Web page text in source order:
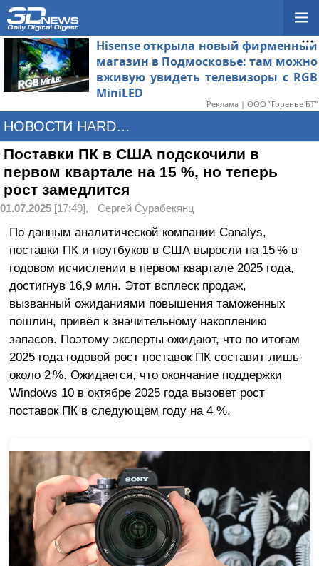
Hisense открыла новый фирменный
магазин в Подмосковье: там можно
вживую увидеть телевизоры с RGB
MiniLED
Реклама | ООО "Горенье БТ"
НОВОСТИ HARDWARE
Поставки ПК в США подскочили в
первом квартале на 15 %, но теперь
рост замедлится
01.07.2025 [17:49], Сергей Сурабекянц
По данным аналитической компании Canalys,
поставки ПК и ноутбуков в США выросли на 15 % в
годовом исчислении в первом квартале 2025 года,
достигнув 16,9 млн. Этот всплеск продаж,
вызванный ожиданиями повышения таможенных
пошлин, привёл к значительному накоплению
запасов. Поэтому эксперты ожидают, что по итогам
2025 года годовой рост поставок ПК составит лишь
около 2 %. Ожидается, что окончание поддержки
Windows 10 в октябре 2025 года вызовет рост
поставок ПК в следующем году на 4 %.